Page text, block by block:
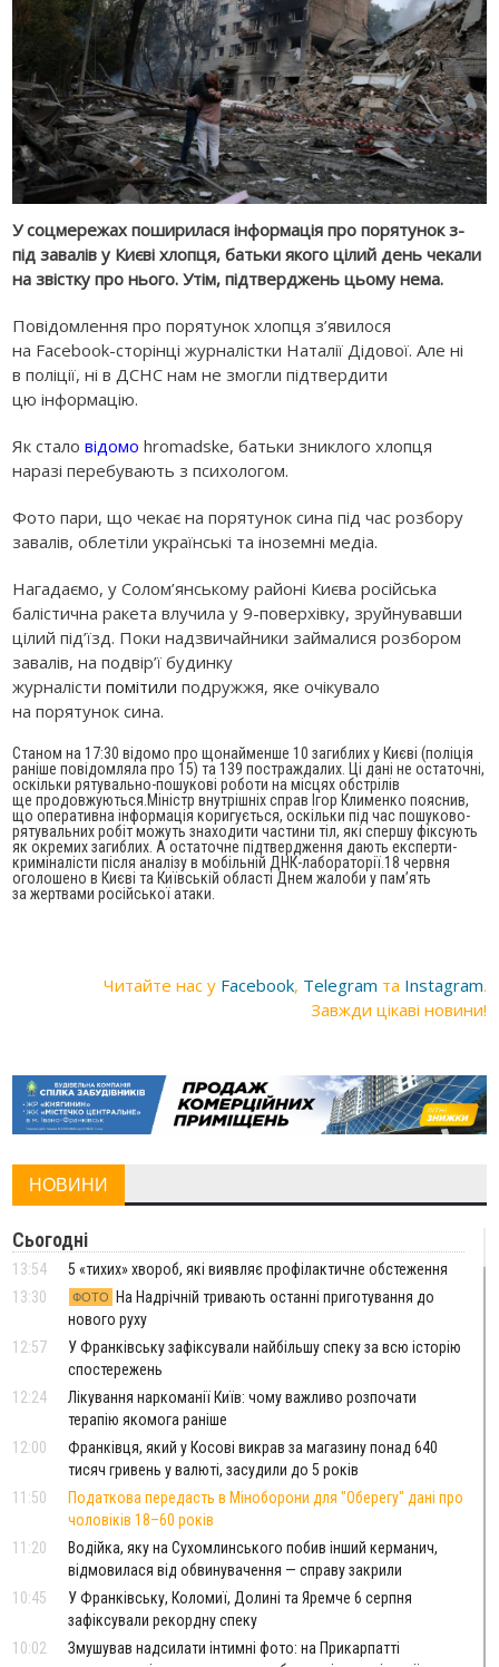
У соцмережах поширилася інформація про порятунок з-
під завалів у Києві хлопця, батьки якого цілий день чекали
на звістку про нього. Утім, підтверджень цьому нема.
Повідомлення про порятунок хлопця з’явилося
на Facebook-сторінці журналістки Наталії Дідової. Але ні
в поліції, ні в ДСНС нам не змогли підтвердити
цю інформацію.
Як сталовідомоhromadske, батьки зниклого хлопця
наразі перебувають з психологом.
Фото пари, що чекає на порятунок сина під час розбору
завалів, облетіли українські та іноземні медіа.
Нагадаємо, у Солом’янському районі Києва російська
балістична ракета влучила у 9-поверхівку, зруйнувавши
цілий під’їзд. Поки надзвичайники займалися розбором
завалів, на подвір’ї будинку
журналістипомітили подружжя, яке очікувало
на порятунок сина.
Станом на 17:30 відомо про щонайменше 10 загиблих у Києві (поліція
раніше повідомляла про 15) та 139 постраждалих. Ці дані не остаточні,
оскільки рятувально-пошукові роботи на місцях обстрілів
ще продовжуються.Міністр внутрішніх справ Ігор Клименко пояснив,
що оперативна інформація коригується, оскільки під час пошуково-
рятувальних робіт можуть знаходити частини тіл, які спершу фіксують
як окремих загиблих. А остаточне підтвердження дають експерти-
криміналісти після аналізу в мобільній ДНК-лабораторії.18 червня
оголошено в Києві та Київській області Днем жалоби у памʼять
за жертвами російської атаки.
Читайте нас у Facebook, Telegram та Instagram.
Завжди цікаві новини!
НОВИНИ
Сьогодні
13:54
5 «тихих» хвороб, які виявляє профілактичне обстеження
13:30
ФОТО
На Надрічній тривають останні приготування до
нового руху
12:57
У Франківську зафіксували найбільшу спеку за всю історію
спостережень
12:24
Лікування наркоманії Київ: чому важливо розпочати
терапію якомога раніше
12:00
Франківця, який у Косові викрав за магазину понад 640
тисяч гривень у валюті, засудили до 5 років
11:50
Податкова передасть в Міноборони для "Оберегу" дані про
чоловіків 18–60 років
11:20
Водійка, яку на Сухомлинського побив інший керманич,
відмовилася від обвинувачення — справу закрили
10:45
У Франківську, Коломиї, Долині та Яремче 6 серпня
зафіксували рекордну спеку
10:02
Змушував надсилати інтимні фото: на Прикарпатті